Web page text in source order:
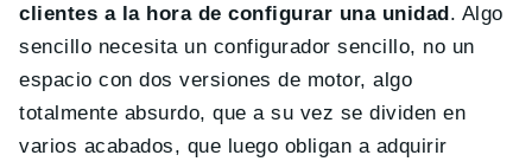
clientes a la hora de configurar una unidad. Algo
sencillo necesita un configurador sencillo, no un
espacio con dos versiones de motor, algo
totalmente absurdo, que a su vez se dividen en
varios acabados, que luego obligan a adquirir